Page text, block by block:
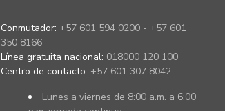
Conmutador: +57 601 594 0200 - +57 601
350 8166
Línea gratuita nacional: 018000 120 100
Centro de contacto: +57 601 307 8042
Lunes a viernes de 8:00 a.m. a 6:00